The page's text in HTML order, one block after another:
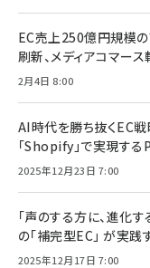
EC売上250億円規模
刷新、メディアコマー
2月4日 8:00
AI時代を勝ち抜くEC戦
「Shopify」で実現する
2025年12月23日 7:00
「声のする方に、進化
の「補完型EC」 が実践
2025年12月17日 7:00